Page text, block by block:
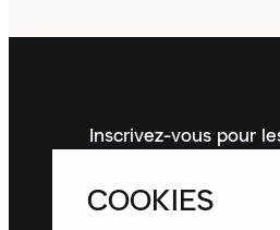
Inscrivez-vous pour
Inscrivez-vous à la
dernières nouveautés,
recommandations de
COOKIES